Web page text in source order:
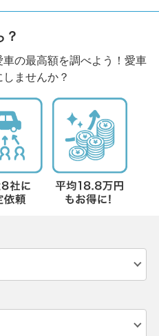
？
の最高額を調べよう！愛車
ませんか？